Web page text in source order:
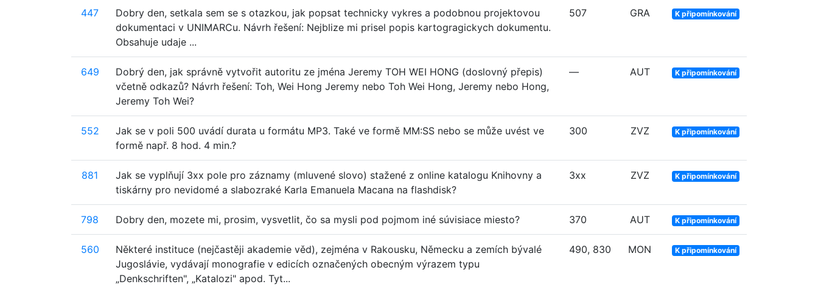
447
Dobry den, setkala sem se s otazkou, jak popsat technicky vykres a podobnou projektovou
dokumentaci v UNIMARCu. Návrh řešení: Nejblize mi prisel popis kartogragickych dokumentu.
Obsahuje udaje ...
507 GRA K připomínkování
649
Dobrý den, jak správně vytvořit autoritu ze jména Jeremy TOH WEI HONG (doslovný přepis)
včetně odkazů? Návrh řešení: Toh, Wei Hong Jeremy nebo Toh Wei Hong, Jeremy nebo Hong,
Jeremy Toh Wei?
— AUT K připomínkování
552
Jak se v poli 500 uvádí durata u formátu MP3. Také ve formě MM:SS nebo se může uvést ve
formě např. 8 hod. 4 min.?
300 ZVZ K připomínkování
881
Jak se vyplňují 3xx pole pro záznamy (mluvené slovo) stažené z online katalogu Knihovny a
tiskárny pro nevidomé a slabozraké Karla Emanuela Macana na flashdisk?
3xx ZVZ K připomínkování
798 Dobry den, mozete mi, prosim, vysvetlit, čo sa mysli pod pojmom iné súvisiace miesto? 370 AUT K připomínkování
560
Některé instituce (nejčastěji akademie věd), zejména v Rakousku, Německu a zemích bývalé
Jugoslávie, vydávají monografie v edicích označených obecným výrazem typu
„Denkschriften", „Katalozi" apod. Tyt...
490, 830 MON K připomínkování